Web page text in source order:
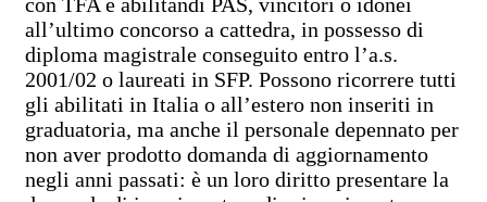
all’ultimo concorso a cattedra, in possesso di
diploma magistrale conseguito entro l’a.s.
2001/02 o laureati in SFP. Possono ricorrere tutti
gli abilitati in Italia o all’estero non inseriti in
graduatoria, ma anche il personale depennato per
non aver prodotto domanda di aggiornamento
negli anni passati: è un loro diritto presentare la